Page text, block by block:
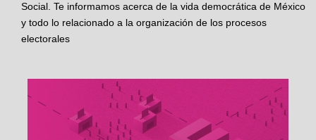
Social. Te informamos acerca de la vida democrática de México
y todo lo relacionado a la organización de los procesos
electorales